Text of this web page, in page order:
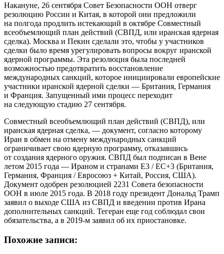
Накануне, 26 сентября Совет Безопасности ООН отверг
резолюцию России и Китая, в которой они предложили
на полгода продлить истекающий в октябре Совместный
всеобъемлющий план действий (СВПД, или иранская ядерная
сделка). Москва и Пекин сделали это, чтобы у участников
сделки было время урегулировать вопросы вокруг иранской
ядерной программы. Эта резолюция была последней
возможностью предотвратить восстановление
международных санкций, которое инициировали европейские
участники иранской ядерной сделки — Британия, Германия
и Франция. Запущенный ими процесс переходит
на следующую стадию 27 сентября.
Совместный всеобъемлющий план действий (СВПД), или
иранская ядерная сделка, — документ, согласно которому
Иран в обмен на отмену международных санкций
ограничивает свою ядерную программу, отказавшись
от создания ядерного оружия. СВПД был подписан в Вене
летом 2015 года — Ираном и странами Е3 / ЕС+3 (Британия,
Германия, Франция / Евросоюз + Китай, Россия, США).
Документ одобрен резолюцией 2231 Совета безопасности
ООН в июле 2015 года. В 2018 году президент Дональд Трамп
заявил о выходе США из СВПД и введении против Ирана
дополнительных санкций. Тегеран еще год соблюдал свои
обязательства, а в 2019-м заявил об их приостановке.
Похожие записи: